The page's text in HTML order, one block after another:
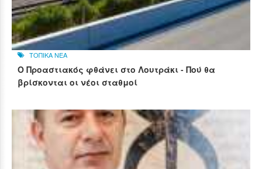
ΤΟΠΙΚΑ ΝΕΑ
Ο Προαστιακός φθάνει στο Λουτράκι - Πού θα
βρίσκονται οι νέοι σταθμοί